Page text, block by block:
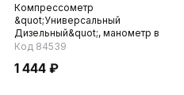
Компрессометр
&quot;Универсальный
Дизельный&quot;, манометр в
резиновом чехле...
Код 84539
1 444 ₽